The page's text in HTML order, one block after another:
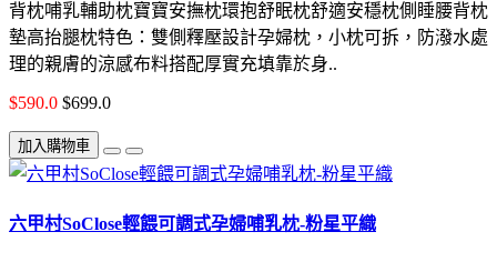
背枕哺乳輔助枕寶寶安撫枕環抱舒眠枕舒適安穩枕側睡腰背枕
墊高抬腿枕特色：雙側釋壓設計孕婦枕，小枕可拆，防潑水處
理的親膚的涼感布料搭配厚實充填靠於身..
$590.0 $699.0
加入購物車
六甲村SoClose輕餵可調式孕婦哺乳枕-粉星平織